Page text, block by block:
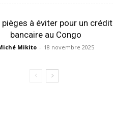
pièges à éviter pour un crédit
bancaire au Congo
Mikito - 18 novembre 2025